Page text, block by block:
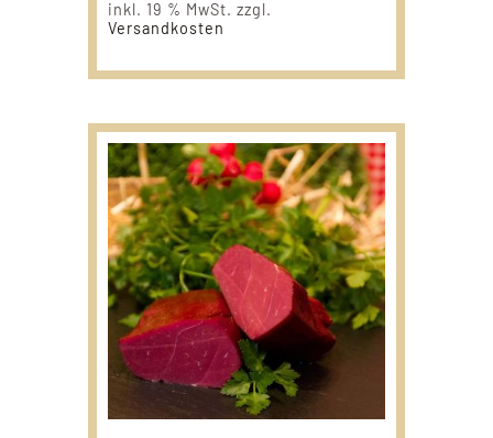
inkl. 19 % MwSt. zzgl.
Versandkosten